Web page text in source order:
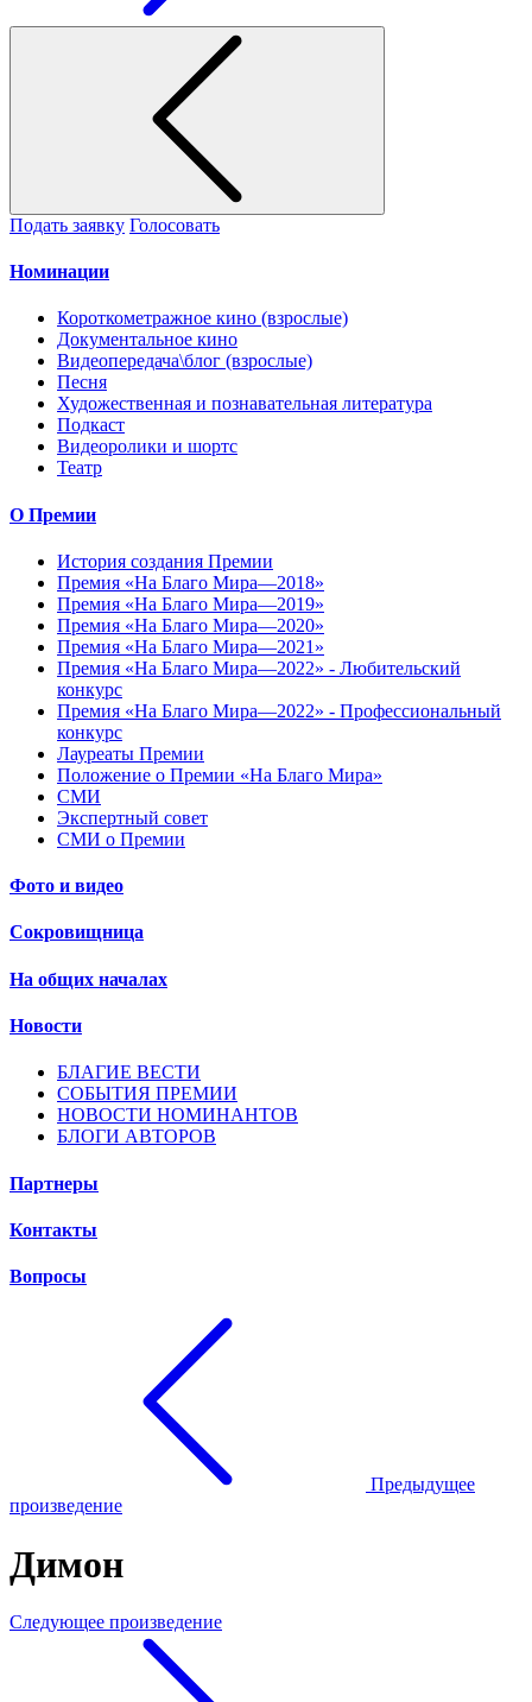
Подать заявку Голосовать
Номинации
Короткометражное кино (взрослые)
Документальное кино
Видеопередача\блог (взрослые)
Песня
Художественная и познавательная литература
Подкаст
Видеоролики и шортс
Театр
О Премии
История создания Премии
Премия «На Благо Мира—2018»
Премия «На Благо Мира—2019»
Премия «На Благо Мира—2020»
Премия «На Благо Мира—2021»
Премия «На Благо Мира—2022» - Любительский
конкурс
Премия «На Благо Мира—2022» - Профессиональный
конкурс
Лауреаты Премии
Положение о Премии «На Благо Мира»
СМИ
Экспертный совет
СМИ о Премии
Фото и видео
Сокровищница
На общих началах
Новости
БЛАГИЕ ВЕСТИ
СОБЫТИЯ ПРЕМИИ
НОВОСТИ НОМИНАНТОВ
БЛОГИ АВТОРОВ
Партнеры
Контакты
Вопросы
Предыдущее
произведение
Димон
Следующее произведение